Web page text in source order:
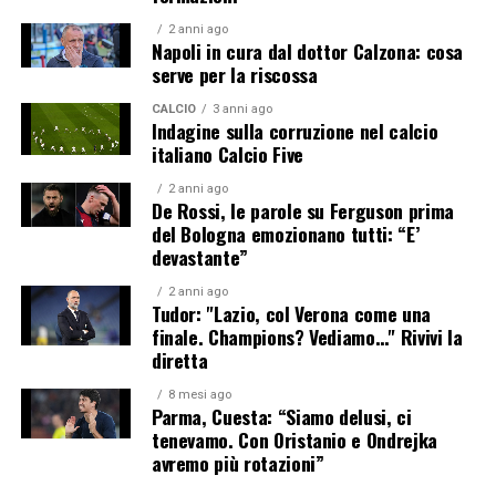
2 anni ago
Napoli in cura dal dottor Calzona: cosa
serve per la riscossa
CALCIO 3 anni ago
Indagine sulla corruzione nel calcio
italiano Calcio Five
2 anni ago
De Rossi, le parole su Ferguson prima
del Bologna emozionano tutti: “E’
devastante”
2 anni ago
Tudor: "Lazio, col Verona come una
finale. Champions? Vediamo…" Rivivi la
diretta
8 mesi ago
Parma, Cuesta: “Siamo delusi, ci
tenevamo. Con Oristanio e Ondrejka
avremo più rotazioni”